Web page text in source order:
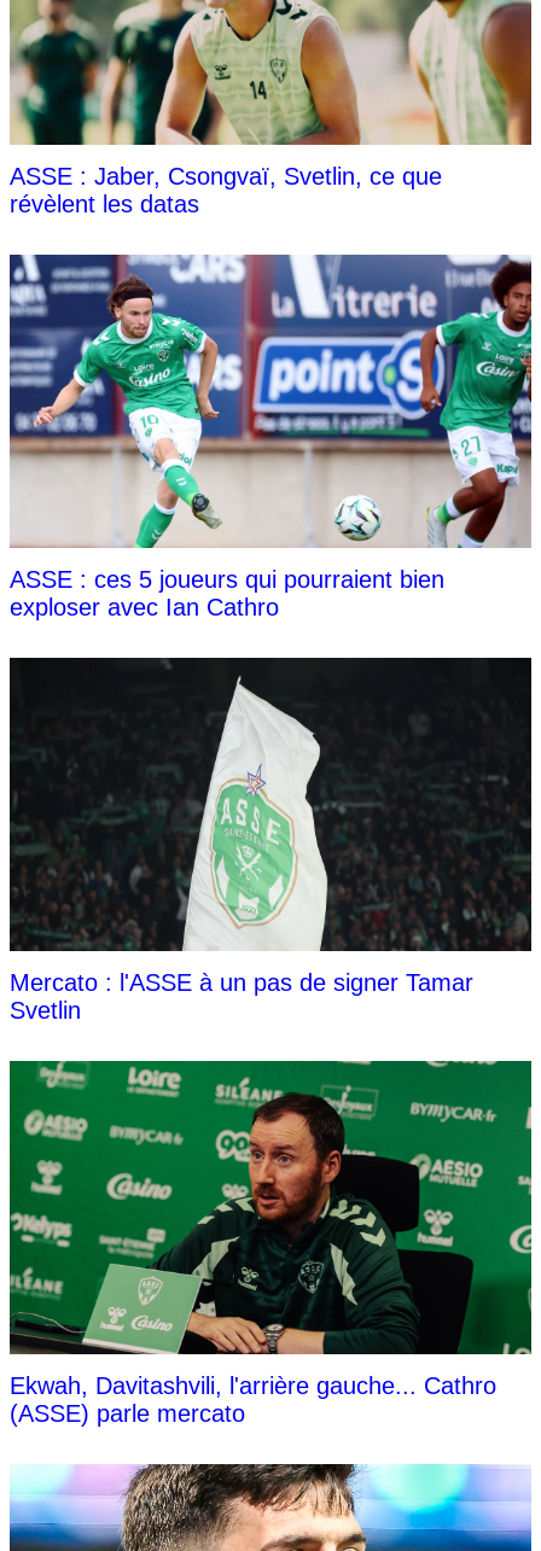
ASSE : Jaber, Csongvaï, Svetlin, ce que
révèlent les datas
ASSE : ces 5 joueurs qui pourraient bien
exploser avec Ian Cathro
Mercato : l'ASSE à un pas de signer Tamar
Svetlin
Ekwah, Davitashvili, l'arrière gauche... Cathro
(ASSE) parle mercato